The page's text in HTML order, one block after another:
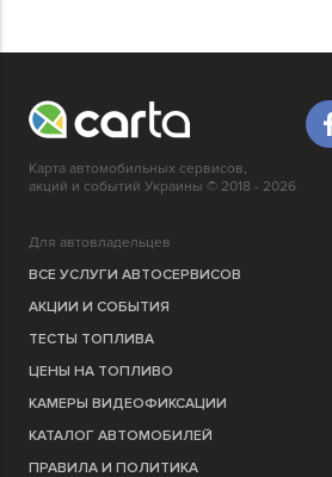
Карта автомобильных сервисов,
акций и событий Украины © 2018 - 2026
Для автовладельцев
ВСЕ УСЛУГИ АВТОСЕРВИСОВ
АКЦИИ И СОБЫТИЯ
ТЕСТЫ ТОПЛИВА
ЦЕНЫ НА ТОПЛИВО
КАМЕРЫ ВИДЕОФИКСАЦИИ
КАТАЛОГ АВТОМОБИЛЕЙ
ПРАВИЛА И ПОЛИТИКА